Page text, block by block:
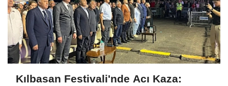
Kılbasan Festivali'nde Acı Kaza: